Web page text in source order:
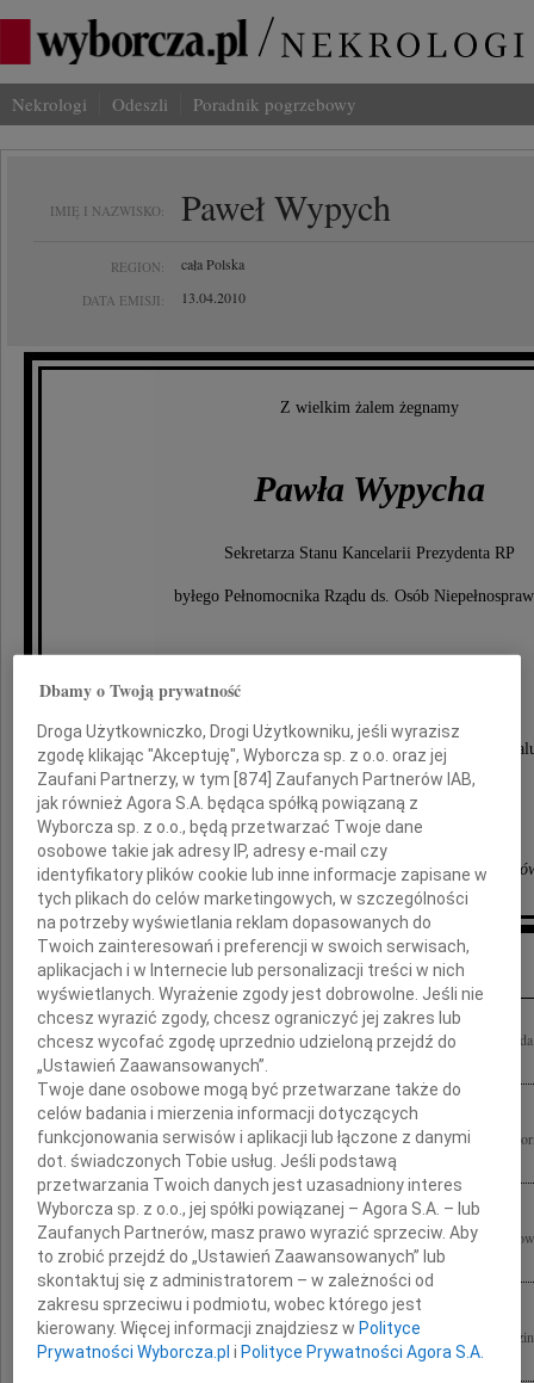
Nekrologi Odeszli Poradnik pogrzebowy
IMIĘ I NAZWISKO: Paweł Wypych
REGION: cała Polska
DATA EMISJI: 13.04.2010
Z wielkim żalem żegnamy
Pawła Wypycha
Sekretarza Stanu Kancelarii Prezydenta RP
byłego Pełnomocnika Rządu ds. Osób
składamy wyrazy najgłębszego współczucia i
Zarząd i członkowie
Porozumienia Branżowego Związku
Inne kondolencje
Wyrazy głębokiego współczucia z powodu tragicznej śmierci Pawła Wypycha
Polskiego Towarzystwa Pracowników Socjalnych
Pawłowi Wypychowi Ogniska już dogasa blask, braterski zwiążmy krąg. W
ostatni uścisk rąk... Czuwaj! Przyjaciele z 82 WDHiZ
Małgosi Wypych oraz całej Rodzinie składamy serdeczne wyrazy współczucia z
Wypycha koleżanki i koledzy z Prokuratorii Generalnej Skarbu Państwa
Wyrazy głębokiego żalu i współczucia Małgosi, Zuzi, Krzysiowi i najbliższej
Pawła Wypycha składają Elżbieta i Andrzej Olszewscy z dziećmi
Dbamy o Twoją prywatność
Droga Użytkowniczko, Drogi Użytkowniku, jeśli wyrazisz
zgodę klikając "Akceptuję", Wyborcza sp. z o.o. oraz jej
Zaufani Partnerzy, w tym [874] Zaufanych Partnerów IAB,
jak również Agora S.A. będąca spółką powiązaną z
Wyborcza sp. z o.o., będą przetwarzać Twoje dane
osobowe takie jak adresy IP, adresy e-mail czy
identyfikatory plików cookie lub inne informacje zapisane w
tych plikach do celów marketingowych, w szczególności
na potrzeby wyświetlania reklam dopasowanych do
Twoich zainteresowań i preferencji w swoich serwisach,
aplikacjach i w Internecie lub personalizacji treści w nich
wyświetlanych. Wyrażenie zgody jest dobrowolne. Jeśli nie
chcesz wyrazić zgody, chcesz ograniczyć jej zakres lub
chcesz wycofać zgodę uprzednio udzieloną przejdź do
„Ustawień Zaawansowanych”.
Twoje dane osobowe mogą być przetwarzane także do
celów badania i mierzenia informacji dotyczących
funkcjonowania serwisów i aplikacji lub łączone z danymi
dot. świadczonych Tobie usług. Jeśli podstawą
przetwarzania Twoich danych jest uzasadniony interes
Wyborcza sp. z o.o., jej spółki powiązanej – Agora S.A. – lub
Zaufanych Partnerów, masz prawo wyrazić sprzeciw. Aby
to zrobić przejdź do „Ustawień Zaawansowanych” lub
skontaktuj się z administratorem – w zależności od
zakresu sprzeciwu i podmiotu, wobec którego jest
kierowany. Więcej informacji znajdziesz wPolityce
Prywatności Wyborcza.pl iPolityce Prywatności Agora S.A.